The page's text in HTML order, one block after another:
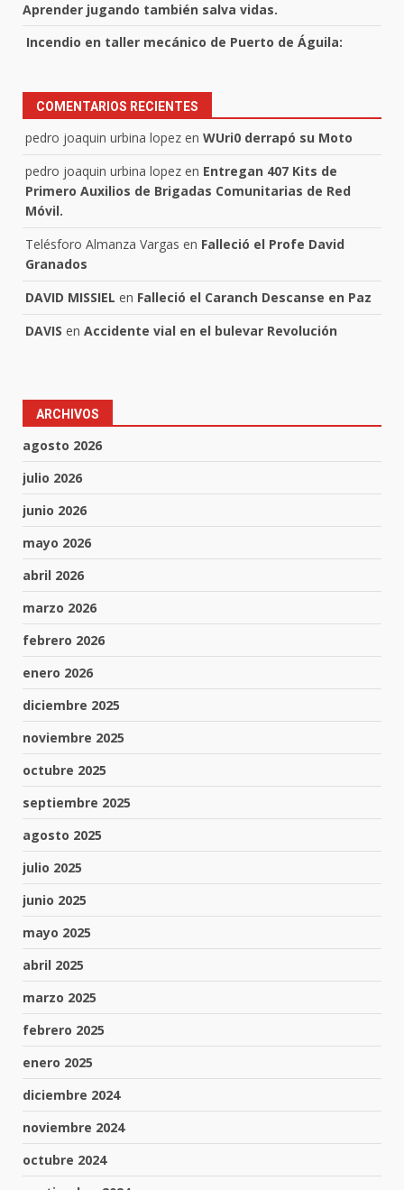
Aprender jugando también salva vidas.
Incendio en taller mecánico de Puerto de Águila:
COMENTARIOS RECIENTES
pedro joaquin urbina lopez en WUri0 derrapó su Moto
pedro joaquin urbina lopez en Entregan 407 Kits de
Primero Auxilios de Brigadas Comunitarias de Red
Móvil.
Telésforo Almanza Vargas en Falleció el Profe David
Granados
DAVID MISSIEL en Falleció el Caranch Descanse en Paz
DAVIS en Accidente vial en el bulevar Revolución
ARCHIVOS
agosto 2026
julio 2026
junio 2026
mayo 2026
abril 2026
marzo 2026
febrero 2026
enero 2026
diciembre 2025
noviembre 2025
octubre 2025
septiembre 2025
agosto 2025
julio 2025
junio 2025
mayo 2025
abril 2025
marzo 2025
febrero 2025
enero 2025
diciembre 2024
noviembre 2024
octubre 2024